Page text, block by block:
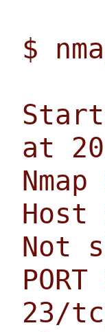
$
at
Not
23/